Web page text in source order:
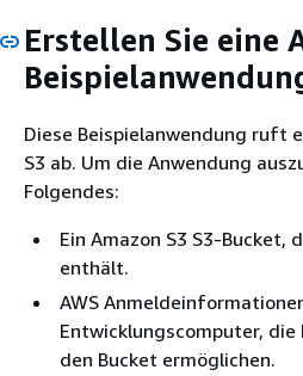
Erstellen Sie eine
Diese Beispielanwendung ruft
S3 ab. Um die Anwendung
Folgendes:
Ein Amazon S3 S3-Bucket,
enthält.
AWS
Entwicklungscomputer,
den Bucket ermöglichen.